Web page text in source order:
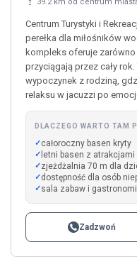
Centrum Turystyki i
perełka dla miłośników
kompleks oferuje
przyciągają przez cały
wypoczynek z rodziną,
relaksu w jacuzzi po
DLACZEGO WARTO TAM
całoroczny basen kryty
letni basen z atrakcjami
zjeżdżalnia 70 m dla
dostępność dla osób
sala zabaw i
Zadzwoń